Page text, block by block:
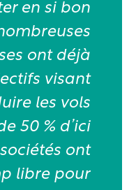
en si bon
ont déjà
visant
les vols
50 % d’ici
ont
libre pour